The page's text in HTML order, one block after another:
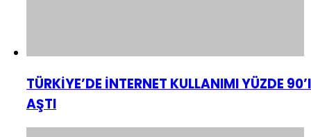
TÜRKİYE’DE İNTERNET KULLANIMI YÜZDE 90’I
AŞTI